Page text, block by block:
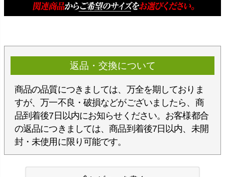
返品・交換について
商品の品質につきましては、万全を期しておりま
すが、万一不良・破損などがございましたら、商
品到着後7日以内にお知らせください。お客様都合
の返品につきましては、商品到着後7日以内、未開
封・未使用に限り可能です。